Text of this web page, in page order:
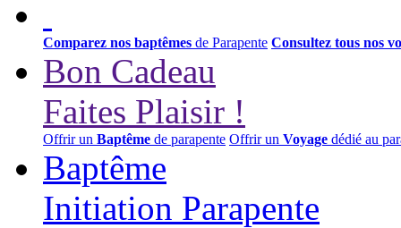
Comparez nos baptêmes de Parapente Consultez tous nos
Bon Cadeau
Faites Plaisir !
Offrir un Baptême de parapente Offrir un Voyage dédié au
Baptême
Initiation Parapente